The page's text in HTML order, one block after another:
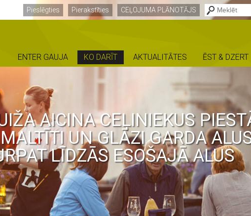
Pieslēgties Pierakstīties CEĻOJUMA PLĀNOTĀJS
ENTER GAUJA KO DARĪT AKTUALITĀTES ĒST & DZERT
AICINA CEĻINIEKUS
UN GLĀZI GARDA
LĪDZĀS ESOŠAJĀ ALUS